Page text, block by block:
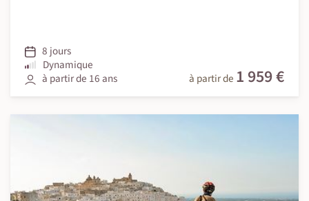
8 jours
Dynamique
à partir de 16 ans
à partir de 1 959 €